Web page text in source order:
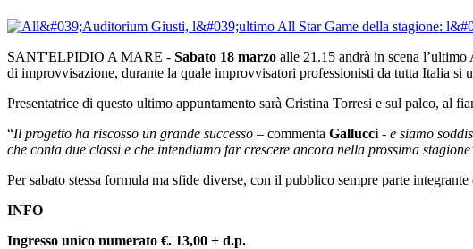
SANT'ELPIDIO A MARE - Sabato 18 marzo alle 21.15 andrà in scena
di improvvisazione, durante la quale improvvisatori professionisti da tutta Italia si
Presentatrice di questo ultimo appuntamento sarà Cristina Torresi e sul palco, al
“Il progetto ha riscosso un grande successo – commenta Gallucci - e siamo
che conta due classi e che intendiamo far crescere ancora nella prossima
Per sabato stessa formula ma sfide diverse, con il pubblico sempre parte
INFO
Ingresso unico numerato €. 13,00 + d.p.